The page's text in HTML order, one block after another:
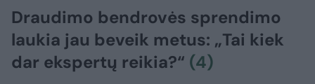
Draudimo bendrovės sprendimo
laukia jau beveik metus: „Tai kiek
dar ekspertų reikia?“ (4)